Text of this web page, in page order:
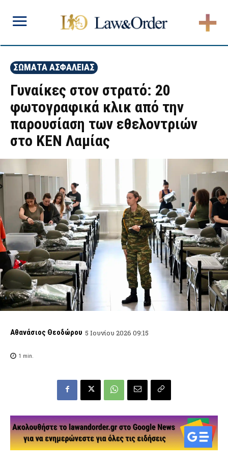
ΣΩΜΑΤΑ ΑΣΦΑΛΕΙΑΣ
Γυναίκες στον στρατό: 20
φωτογραφικά κλικ από την
παρουσίαση των εθελοντριών
στο ΚΕΝ Λαμίας
Αθανάσιος Θεοδώρου 5 Ιουνίου 2026 09:15
1 min.